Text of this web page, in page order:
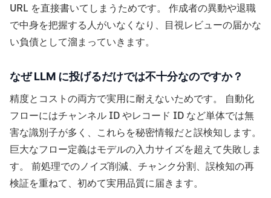
URL を直接書いてしまうためです。 作成者の異動や退職
で中身を把握する人がいなくなり、目視レビューの届かな
い負債として溜まっていきます。
なぜ LLM に投げるだけでは不十分なのですか？
精度とコストの両方で実用に耐えないためです。 自動化
フローにはチャンネル ID やレコード ID など単体では無
害な識別子が多く、これらを秘密情報だと誤検知します。
巨大なフロー定義はモデルの入力サイズを超えて失敗しま
す。 前処理でのノイズ削減、チャンク分割、誤検知の再
検証を重ねて、初めて実用品質に届きます。